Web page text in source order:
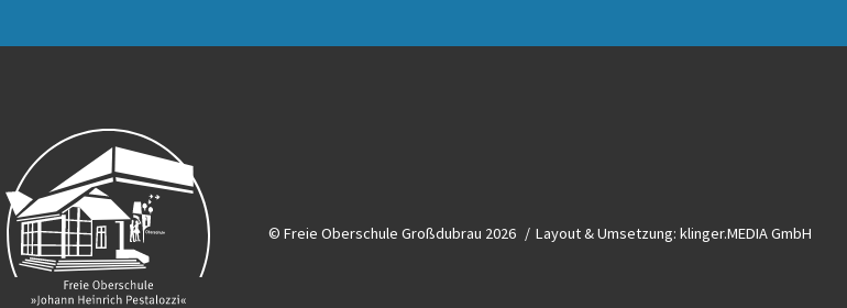
© Freie Oberschule Großdubrau 2026 Layout & Umsetzung: klinger.MEDIA GmbH